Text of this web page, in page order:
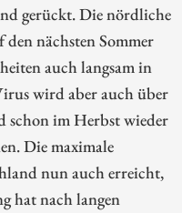
gerückt. Die nördliche
nächsten Sommer
auch langsam in
wird aber auch über
schon im Herbst wieder
Die maximale
nun auch erreicht,
hat nach langen